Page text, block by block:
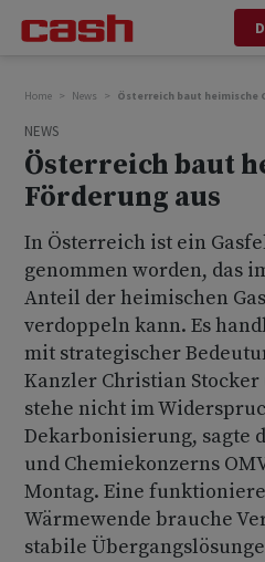
Home News Österreich baut heimische
NEWS
Österreich baut
Förderung aus
In Österreich ist ein
genommen worden, das
Anteil der heimischen
verdoppeln kann. Es
mit strategischer
Kanzler Christian Stocker
stehe nicht im
Dekarbonisierung, sagte
und Chemiekonzerns
Montag. Eine
Wärmewende brauche
stabile